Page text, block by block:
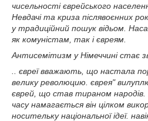
чисельності єврейського
Невдачі та криза післявоєнних
у традиційний пошук відьом.
як комуністам, так і євреям.
Антисемітизм у Німеччині стає
.. євреї вважають, що настала
велику революцию. єврея"
єврей, що став тираном
часу намагається він цілком
носительку національної ідеї.